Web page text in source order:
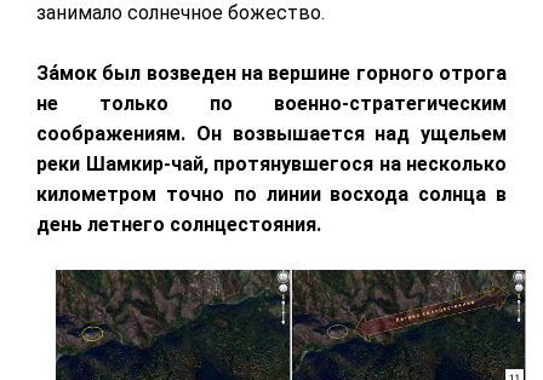
занимало солнечное божество.
За́мок был возведен на вершине горного отрога
не только по военно-стратегическим
соображениям. Он возвышается над ущельем
реки Шамкир-чай, протянувшегося на несколько
километром точно по линии восхода солнца в
день летнего солнцестояния.